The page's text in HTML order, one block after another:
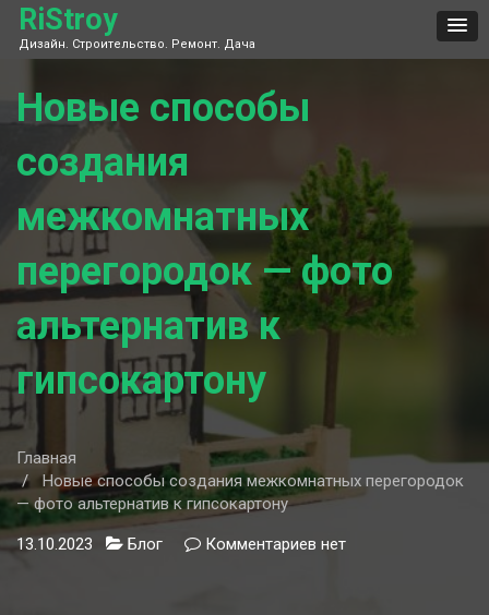
Skip
content
RiStroy
Дизайн. Строительство. Ремонт. Дача
Новые способы
создания
межкомнатных
перегородок — фото
альтернатив к
гипсокартону
Главная
Новые способы создания межкомнатных перегородок
— фото альтернатив к гипсокартону
13.10.2023 Блог Комментариев кнет